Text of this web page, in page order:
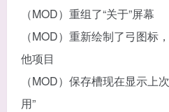
（MOD）重组了“关于”屏幕
（MOD）重新绘制了弓图标
他项目
（MOD）保存槽现在显示上
用”